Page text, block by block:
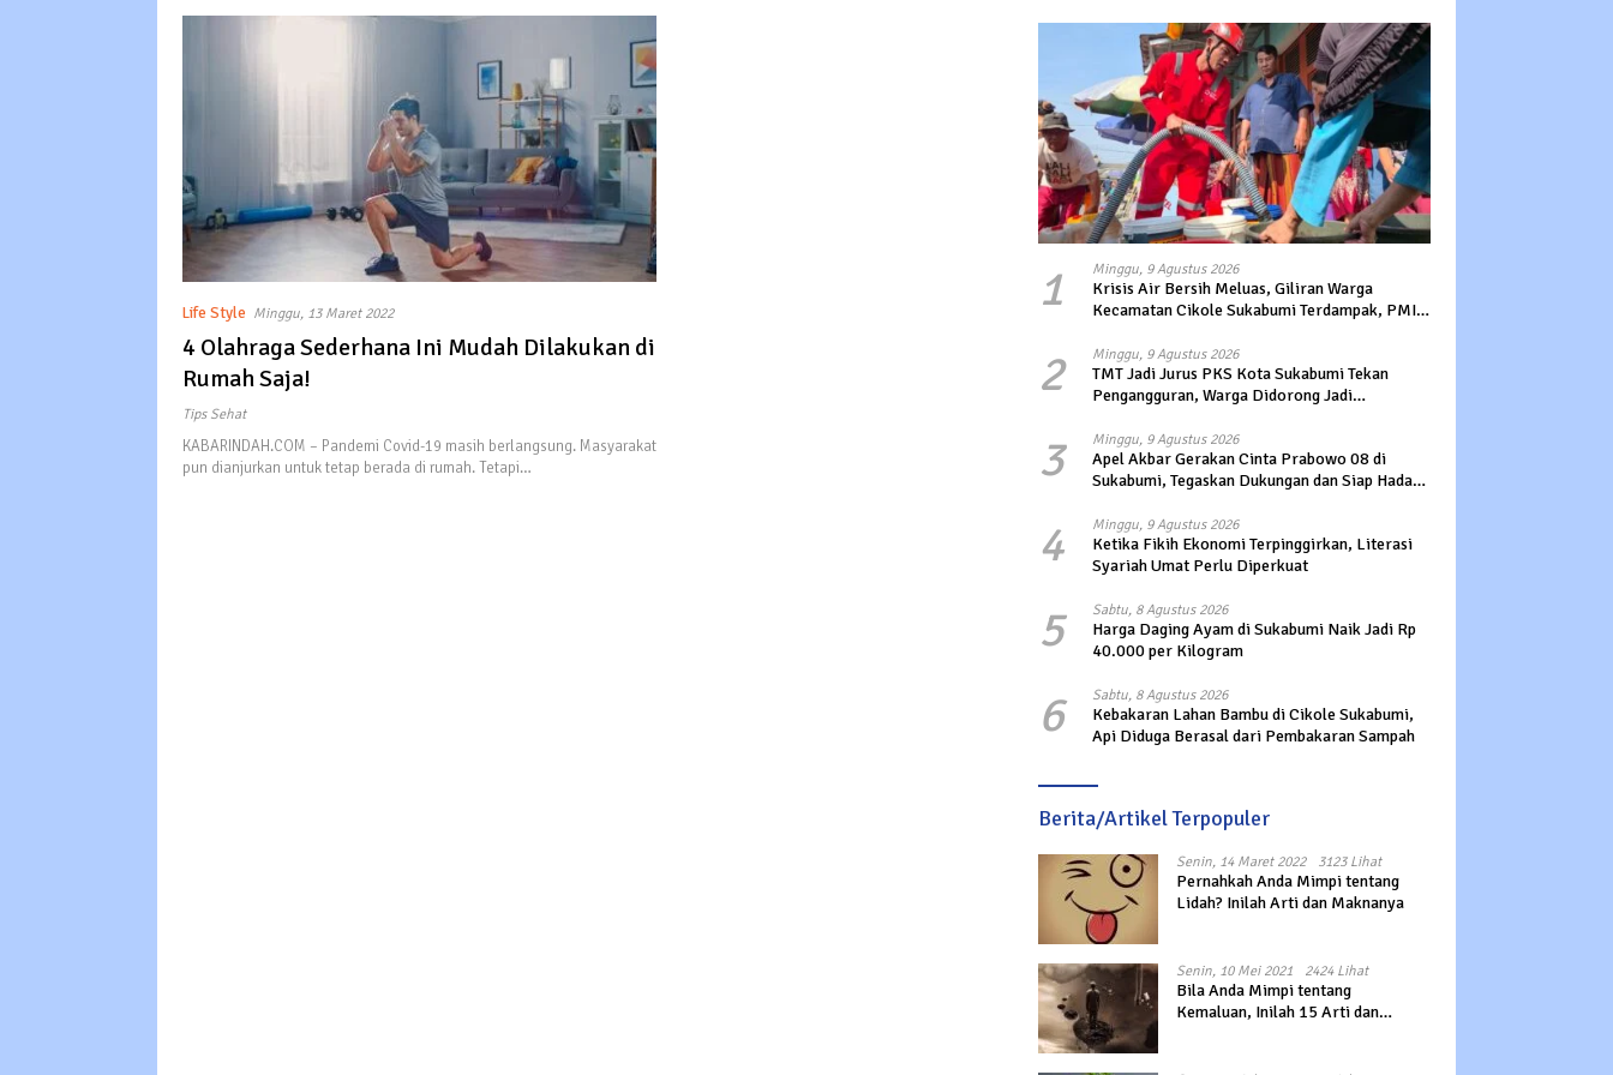
Life Style Minggu, 13 Maret 2022
4 Olahraga Sederhana Ini Mudah Dilakukan di
Rumah Saja!
Tips Sehat
KABARINDAH.COM – Pandemi Covid-19 masih berlangsung. Masyarakat
pun dianjurkan untuk tetap berada di rumah. Tetapi…
1 Minggu, 9 Agustus 2026
Krisis Air Bersih Meluas, Giliran Warga
Kecamatan Cikole Sukabumi Terdampak, PMI
2 Minggu, 9 Agustus 2026
TMT Jadi Jurus PKS Kota Sukabumi Tekan
Pengangguran, Warga Didorong Jadi
3 Minggu, 9 Agustus 2026
Apel Akbar Gerakan Cinta Prabowo 08 di
Sukabumi, Tegaskan Dukungan dan Siap Hadapi
4 Minggu, 9 Agustus 2026
Ketika Fikih Ekonomi Terpinggirkan, Literasi
Syariah Umat Perlu Diperkuat
5 Sabtu, 8 Agustus 2026
Harga Daging Ayam di Sukabumi Naik Jadi Rp
40.000 per Kilogram
6 Sabtu, 8 Agustus 2026
Kebakaran Lahan Bambu di Cikole Sukabumi,
Api Diduga Berasal dari Pembakaran Sampah
Berita/Artikel Terpopuler
Senin, 14 Maret 2022 3123 Lihat
Pernahkah Anda Mimpi tentang
Lidah? Inilah Arti dan Maknanya
Senin, 10 Mei 2021 2424 Lihat
Bila Anda Mimpi tentang
Kemaluan, Inilah 15 Arti dan